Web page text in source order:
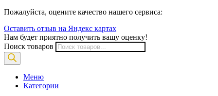
Пожалуйста, оцените качество нашего сервиса:
Оставить отзыв на Яндекс картах
Нам будет приятно получить вашу оценку!
Поиск товаров
Меню
Категории